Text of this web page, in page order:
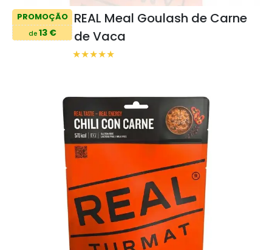
PROMOÇÃO
de13 €
REAL Meal Goulash de Carne
de Vaca